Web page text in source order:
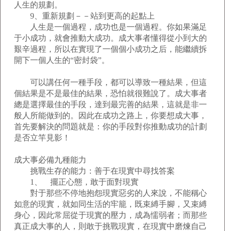
人生的規劃。
9、重新規劃－－站到更高的起點上
人生是一個過程，成功也是一個過程。你如果滿足
于小成功，就會推動大成功。成大事者懂得從小到大的
艱辛過程，所以在實現了一個個小成功之后，能繼續拆
開下一個人生的“密封袋”。
可以講任何一種手段，都可以導致一種結果，但這
個結果是不是最佳的結果，恐怕就很難說了。成大事者
總是選擇最佳的手段，達到最完善的結果，這就是非一
般人所能做到的。因此在成功之路上，你要想成大事，
首先要解決的問題就是：你的手段對你推動成功的計劃
是否立竿見影！
成大事必備九種能力
挑戰生存的能力：善于在現實中尋找答案
1、 擺正心態，敢于面對現實
對于那些不停地抱怨現實惡劣的人來說，不能稱心
如意的現實，就如同生活的牢籠，既束縛手腳，又束縛
身心，因此常屈從于現實的壓力，成為懦弱者；而那些
真正成大事的人，則敢于挑戰現實，在現實中磨煉自己